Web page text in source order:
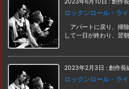
ロックンロール・ラ
アパートに戻り、掃
して一日が終わり、翌
2023年2月3日 : 創作長
ロックンロール・ラ